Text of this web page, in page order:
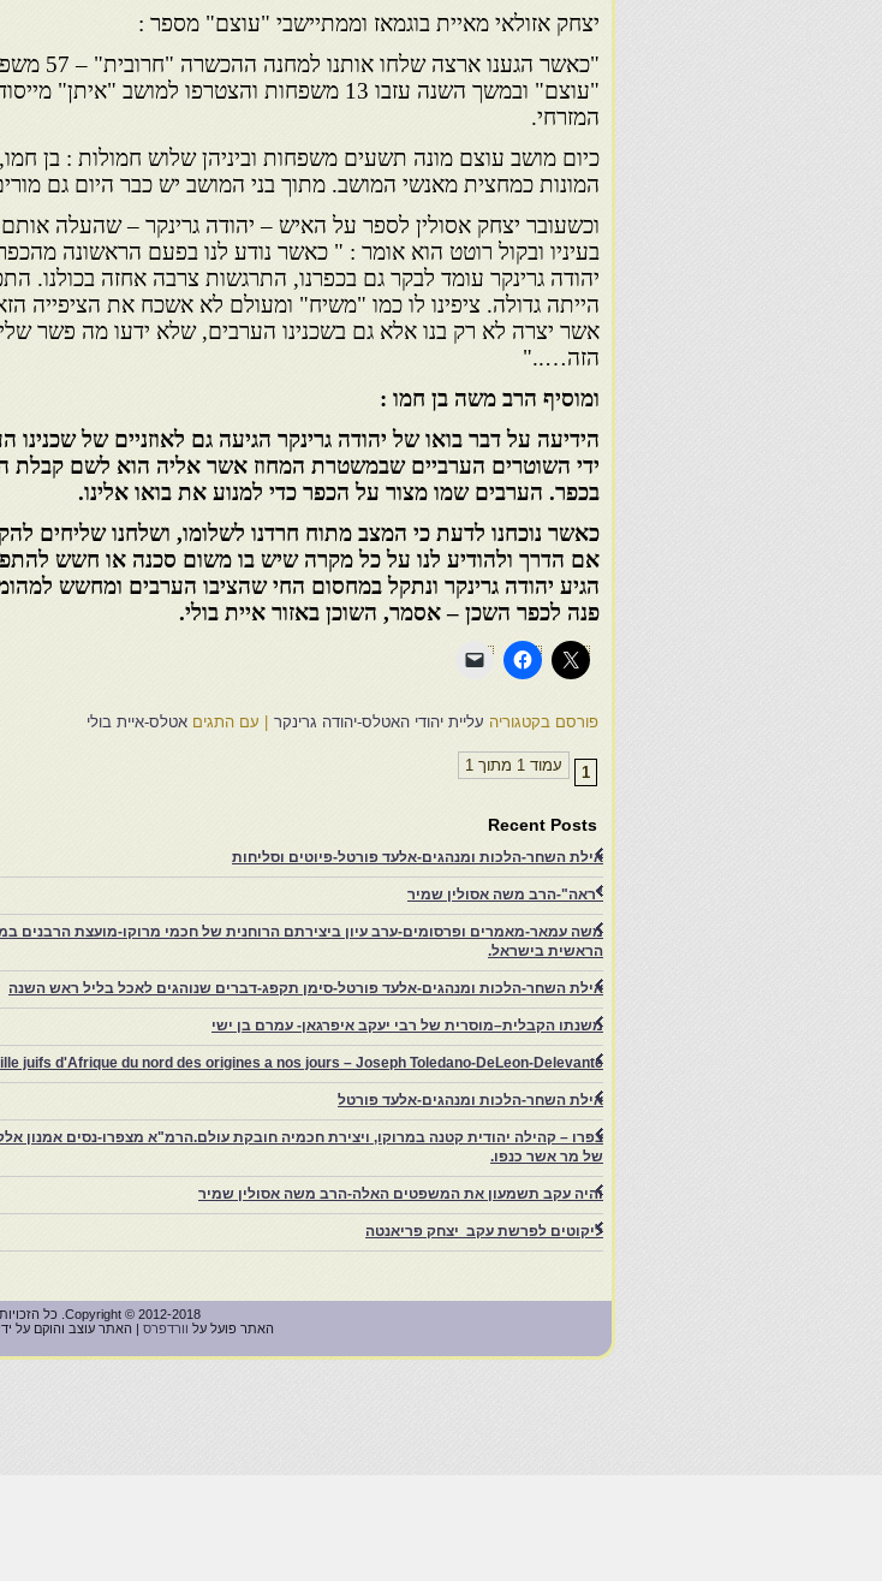
יצחק אזולאי מאיית בוגמאז וממתיישבי "עוצם" מספר :
"כאשר הגענו
"עוצם" ובמשך השנה עזבו 13 משפחות והצטרפו למושב
המזרחי.
כיום מושב עוצם מונה תשעים משפחות וביניהן שלוש חמולות : בן
המונות כמחצית מאנשי המושב. מתוך בני המושב יש כבר היום גם
וכשעובר יצחק אסולין לספר על האיש – יהודה גרינקר – שהעלה
בעיניו ובקול רוטט הוא אומר : " כאשר נודע לנו בפעם הראשונה
יהודה גרינקר עומד לבקר גם בכפרנו, התרגשות צרבה אחזה בכולנו.
הייתה גדולה. ציפינו לו כמו "משיח" ומעולם לא אשכח את הציפייה
אשר יצרה לא רק בנו אלא גם בשכנינו הערבים, שלא ידעו מה פשר
הזה….."
ומוסיף הרב משה בן חמו :
הידיעה על דבר בואו של יהודה גרינקר הגיעה גם לאוזניים של
ידי השוטרים הערביים שבמשטרת המחוז אשר אליה הוא לשם קבלת
בכפר. הערבים שמו מצור על הכפר כדי למנוע את בואו אלינו.
כאשר נוכחנו לדעת כי המצב מתוח חרדנו לשלומו, ושלחנו שליחים
אם הדרך ולהודיע לנו על כל מקרה שיש בו משום סכנה או חשש
הגיע יהודה גרינקר ונתקל במחסום החי שהציבו הערבים ומחשש
פנה לכפר השכן – אסמר, השוכן באזור איית בולי.
פורסם בקטגוריה עליית יהודי האטלס-יהודה גרינקר עם התגים אטלס-איית בולי
עמוד 1 מתוך 1 1
Recent Posts
אילת השחר-הלכות ומנהגים-אלעד פורטל-פיוטים וסליחות
"ראה"-הרב משה אסולין שמיר
משה עמאר-מאמרים ופרסומים-ערב עיון ביצירתם הרוחנית של חכמי מרוקו-מועצת הרבנים
הראשית בישראל.
אילת השחר-הלכות ומנהגים-אלעד פורטל-סימן תקפג-דברים שנוהגים לאכל בליל ראש השנה
משנתו הקבלית–מוסרית של רבי יעקב איפרגאן- עמרם בן ישי
juifs d'Afrique du nord des origines a nos jours – Joseph Toledano-DeLeon-Delevante.
אילת השחר-הלכות ומנהגים-אלעד פורטל
של מר אשר כנפו.
והיה עקב תשמעון את המשפטים האלה-הרב משה אסולין שמיר
ליקוטים לפרשת עקב יצחק פריאנטה
Copyright © 2012-2018. כל הזכויות שמורות.
האתר פועל על וורדפרס | האתר עוצב והוקם על ידי